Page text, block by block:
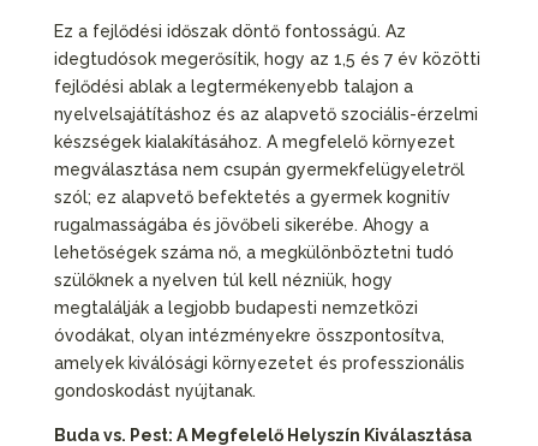
Ez a fejlődési időszak döntő fontosságú. Az
idegtudósok megerősítik, hogy az 1,5 és 7 év közötti
fejlődési ablak a legtermékenyebb talajon a
nyelvelsajátításhoz és az alapvető szociális-érzelmi
készségek kialakításához. A megfelelő környezet
megválasztása nem csupán gyermekfelügyeletről
szól; ez alapvető befektetés a gyermek kognitív
rugalmasságába és jövőbeli sikerébe. Ahogy a
lehetőségek száma nő, a megkülönböztetni tudó
szülőknek a nyelven túl kell nézniük, hogy
megtalálják a legjobb budapesti nemzetközi
óvodákat, olyan intézményekre összpontosítva,
amelyek kiválósági környezetet és professzionális
gondoskodást nyújtanak.
Buda vs. Pest: A Megfelelő Helyszín Kiválasztása